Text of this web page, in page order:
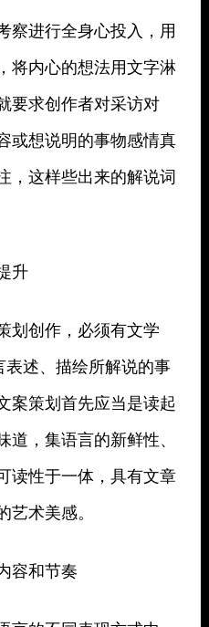
察进行全身心投入，用
将内心的想法用文字淋
要求创作者对采访对
或想说明的事物感情真
，这样些出来的解说词
升
划创作，必须有文学
表述、描绘所解说的事
案策划首先应当是读起
，集语言的新鲜性、
读性于一体，具有文章
术美感。
容和节奏